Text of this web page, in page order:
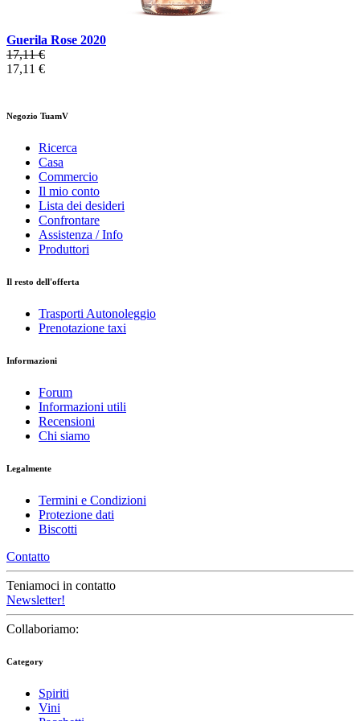
Guerila Rose 2020
17,11 €
17,11 €
Negozio TuamV
Ricerca
Casa
Commercio
Il mio conto
Lista dei desideri
Confrontare
Assistenza / Info
Produttori
Il resto dell'offerta
Trasporti Autonoleggio
Prenotazione taxi
Informazioni
Forum
Informazioni utili
Recensioni
Chi siamo
Legalmente
Termini e Condizioni
Protezione dati
Biscotti
Contatto
Teniamoci in contatto
Newsletter!
Collaboriamo:
Category
Spiriti
Vini